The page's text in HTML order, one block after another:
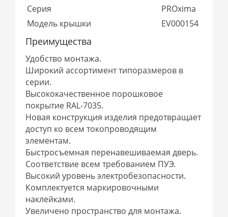
Серия
PROxima
Модель крышки
EV000154
Преимущества
Удобство монтажа.
Широкий ассортимент типоразмеров в
серии.
Высококачественное порошковое
покрытие RAL-7035.
Новая конструкция изделия предотвращает
доступ ко всем токопроводящим
элементам.
Быстросъемная перенавешиваемая дверь.
Соответствие всем требованием ПУЭ.
Высокий уровень электробезопасности.
Комплектуется маркировочными
наклейками.
Увеличено пространство для монтажа.